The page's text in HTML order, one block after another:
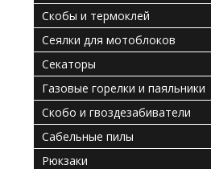
Скобы и термоклей
Сеялки для мотоблоков
Секаторы
Газовые горелки и паяльники
Скобо и гвоздезабиватели
Сабельные пилы
Рюкзаки